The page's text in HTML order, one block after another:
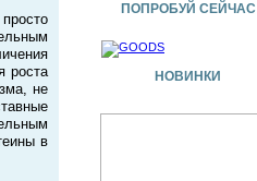
роста
не
в
ПОПРОБУЙ СЕЙЧАС
НОВИНКИ